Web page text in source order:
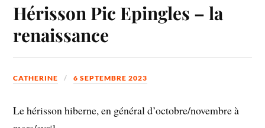
Hérisson Pic Epingles – la
renaissance
CATHERINE 6 SEPTEMBRE 2023
Le hérisson hiberne, en général d’octobre/novembre à